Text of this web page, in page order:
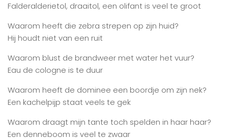
Falderalderietol, draaitol, een olifant is veel te groot
Waarom heeft die zebra strepen op zijn huid?
Hij houdt niet van een ruit
Waarom blust de brandweer met water het vuur?
Eau de cologne is te duur
Waarom heeft de dominee een boordje om zijn nek?
Een kachelpijp staat veels te gek
Waarom draagt mijn tante toch spelden in haar haar?
Een denneboom is veel te zwaar